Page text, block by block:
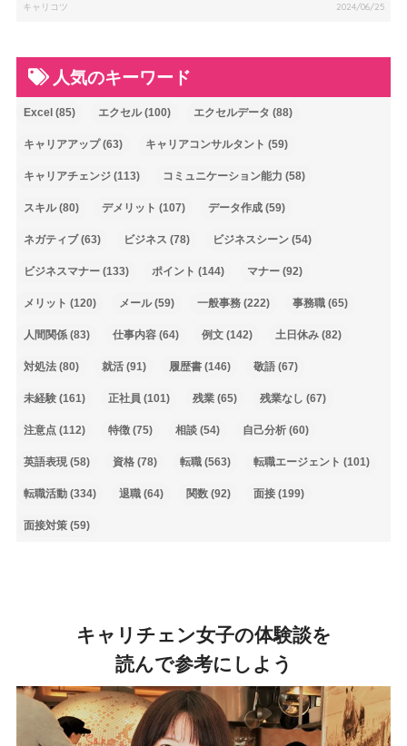
キャリコツ 2024/06/25
人気のキーワード
Excel (85) エクセル(100) エクセルデータ (88)
キャリアアップ(63) キャリアコンサルタント (59)
キャリアチェンジ(113) コミュニケーション能力 (58)
スキル(80) デメリット (107) データ作成(59)
ネガティブ(63) ビジネス (78) ビジネスシーン(54)
ビジネスマナー(133) ポイント (144) マナー(92)
メリット (120) メール(59) 一般事務(222) 事務職(65)
人間関係(83) 仕事内容(64) 例文(142) 土日休み(82)
対処法(80) 就活(91) 履歴書(146) 敬語(67)
未経験(161) 正社員 (101) 残業(65) 残業なし (67)
注意点(112) 特徴(75) 相談(54) 自己分析(60)
英語表現(58) 資格(78) 転職(563) 転職エージェント (101)
転職活動(334) 退職(64) 関数(92) 面接(199)
面接対策(59)
キャリチェン女子の体験談を
読んで参考にしよう